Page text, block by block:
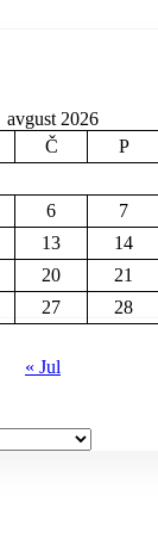
avgust 2026
Č P
6 7
13 14
20 21
27 28
« Jul